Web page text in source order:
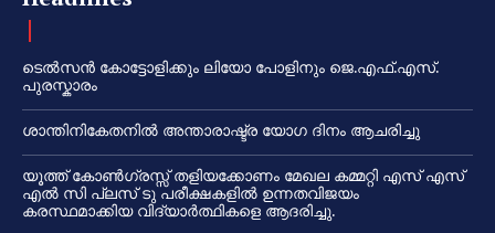
ടെൽസൻ കോട്ടോളിക്കും ലിയോ പോളിനും ജെ.എഫ്.എസ്.
പുരസ്കാരം
ശാന്തിനികേതനിൽ അന്താരാഷ്ട്ര യോഗ ദിനം ആചരിച്ചു
യൂത്ത് കോൺഗ്രസ്സ് തളിയക്കോണം മേഖല കമ്മറ്റി എസ് എസ്
എൽ സി പ്ലസ് ടു പരീക്ഷകളിൽ ഉന്നതവിജയം
കരസ്ഥമാക്കിയ വിദ്യാർത്ഥികളെ ആദരിച്ചു.